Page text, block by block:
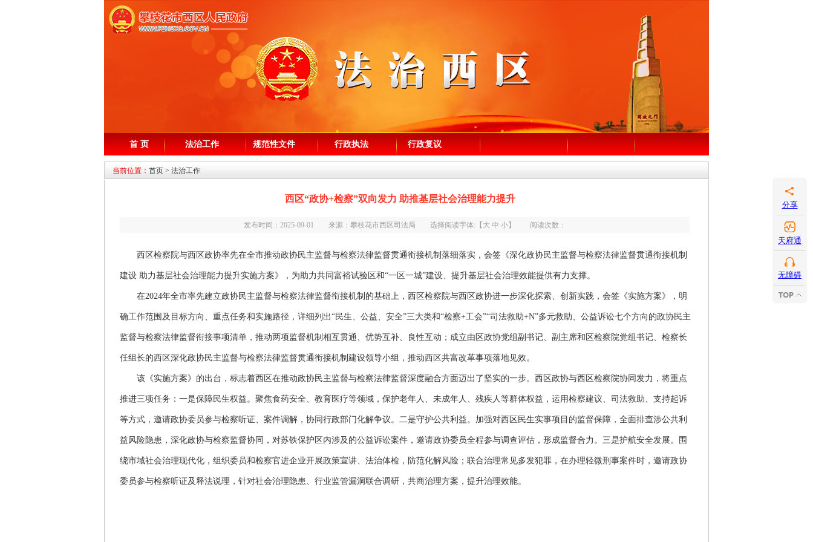
首 页 法治工作 规范性文件 行政执法 行政复议
当前位置： 首页 > 法治工作
西区“政协+检察”双向发力 助推基层社会治理能力提升
发布时间：2025-09-01 来源：攀枝花市西区司法局 选择阅读字体:【 大 中 小】 阅读次数：
西区检察院与西区政协率先在全市推动政协民主监督与检察法律监督贯通衔接机制落细落实，会签《深化政协民主监督与检察法律监督贯通衔接机制
建设 助力基层社会治理能力提升实施方案》，为助力共同富裕试验区和“一区一城”建设、提升基层社会治理效能提供有力支撑。
在2024年全市率先建立政协民主监督与检察法律监督衔接机制的基础上，西区检察院与西区政协进一步深化探索、创新实践，会签《实施方案》，明
确工作范围及目标方向、重点任务和实施路径，详细列出“民生、公益、安全”三大类和“检察+工会”“司法救助+N”多元救助、公益诉讼七个方向的政协民主
监督与检察法律监督衔接事项清单，推动两项监督机制相互贯通、优势互补、良性互动；成立由区政协党组副书记、副主席和区检察院党组书记、检察长
任组长的西区深化政协民主监督与检察法律监督贯通衔接机制建设领导小组，推动西区共富改革事项落地见效。
该《实施方案》的出台，标志着西区在推动政协民主监督与检察法律监督深度融合方面迈出了坚实的一步。西区政协与西区检察院协同发力，将重点
推进三项任务：一是保障民生权益。聚焦食药安全、教育医疗等领域，保护老年人、未成年人、残疾人等群体权益，运用检察建议、司法救助、支持起诉
等方式，邀请政协委员参与检察听证、案件调解，协同行政部门化解争议。二是守护公共利益。加强对西区民生实事项目的监督保障，全面排查涉公共利
益风险隐患，深化政协与检察监督协同，对苏铁保护区内涉及的公益诉讼案件，邀请政协委员全程参与调查评估，形成监督合力。三是护航安全发展。围
绕市域社会治理现代化，组织委员和检察官进企业开展政策宣讲、法治体检，防范化解风险；联合治理常见多发犯罪，在办理轻微刑事案件时，邀请政协
委员参与检察听证及释法说理，针对社会治理隐患、行业监管漏洞联合调研，共商治理方案，提升治理效能。
分享
天府通
无障碍